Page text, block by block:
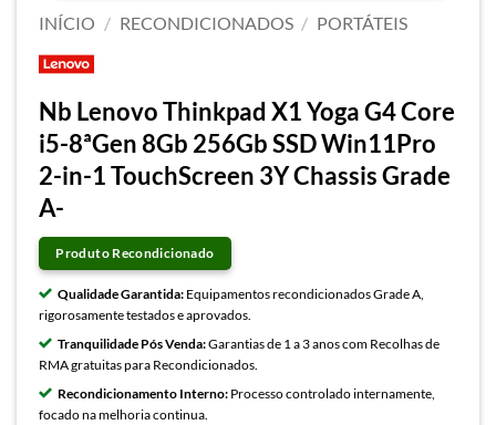
INÍCIO / RECONDICIONADOS / PORTÁTEIS
Nb Lenovo Thinkpad X1 Yoga G4 Core
i5-8ªGen 8Gb 256Gb SSD Win11Pro
2-in-1 TouchScreen 3Y Chassis Grade
A-
Produto Recondicionado
Qualidade Garantida: Equipamentos recondicionados Grade A,
rigorosamente testados e aprovados.
Tranquilidade Pós Venda:Garantias de 1 a 3 anos com Recolhas de
RMA gratuitas para Recondicionados.
Recondicionamento Interno: Processo controlado internamente,
focado na melhoria continua.